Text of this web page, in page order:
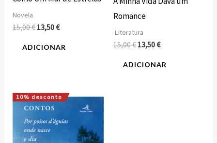
Novela
15,00€ 13,50€
ADICIONAR
Romance
Literatura
15,00€ 13,50€
ADICIONAR
10% desconto
O
preço
original
era:
14,00 €.
O
atual
12,60 €.